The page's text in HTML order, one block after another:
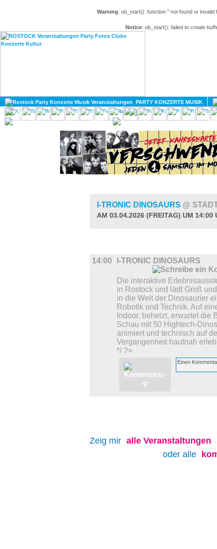
Warning: ob_start(): function '' not found or
Notice: ob_start(): failed to create
PARTY KONZERTE MUSIK
KULTUR
GAY
I-TRONIC DINOSAURS @
AM 03.04.2026 (FREITAG) UM 14:00
14:00 I-TRONIC DINOSAURS
Die interaktive
in Rostock und lädt Groß
in die Welt der Dinosaurier
Robotik und Technik. Auf
Indoor, beheizt, erwartet
Schau mit 50 Hightech-
animiert und technisch auf
Vergangenheit hautnah
*/ ?>
Zeig mir alle Veranstaltungen
oder alle